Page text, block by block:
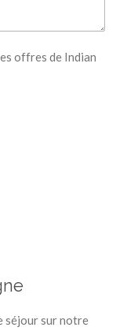
offres de Indian
séjour sur notre